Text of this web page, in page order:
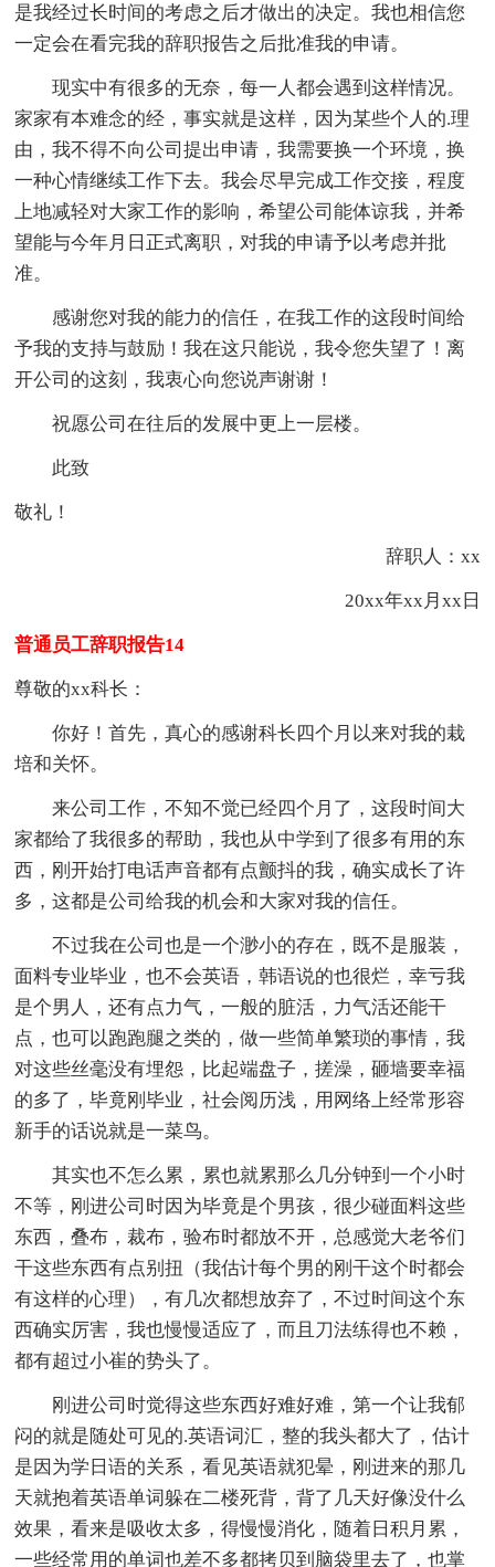
是我经过长时间的考虑之后才做出的决定。我也相信您
一定会在看完我的辞职报告之后批准我的申请。
现实中有很多的无奈，每一人都会遇到这样情况。
家家有本难念的经，事实就是这样，因为某些个人的.理
由，我不得不向公司提出申请，我需要换一个环境，换
一种心情继续工作下去。我会尽早完成工作交接，程度
上地减轻对大家工作的影响，希望公司能体谅我，并希
望能与今年月日正式离职，对我的申请予以考虑并批
准。
感谢您对我的能力的信任，在我工作的这段时间给
予我的支持与鼓励！我在这只能说，我令您失望了！离
开公司的这刻，我衷心向您说声谢谢！
祝愿公司在往后的发展中更上一层楼。
此致
敬礼！
辞职人：xx
20xx年xx月xx日
普通员工辞职报告14
尊敬的xx科长：
你好！首先，真心的感谢科长四个月以来对我的栽
培和关怀。
来公司工作，不知不觉已经四个月了，这段时间大
家都给了我很多的帮助，我也从中学到了很多有用的东
西，刚开始打电话声音都有点颤抖的我，确实成长了许
多，这都是公司给我的机会和大家对我的信任。
不过我在公司也是一个渺小的存在，既不是服装，
面料专业毕业，也不会英语，韩语说的也很烂，幸亏我
是个男人，还有点力气，一般的脏活，力气活还能干
点，也可以跑跑腿之类的，做一些简单繁琐的事情，我
对这些丝毫没有埋怨，比起端盘子，搓澡，砸墙要幸福
的多了，毕竟刚毕业，社会阅历浅，用网络上经常形容
新手的话说就是一菜鸟。
其实也不怎么累，累也就累那么几分钟到一个小时
不等，刚进公司时因为毕竟是个男孩，很少碰面料这些
东西，叠布，裁布，验布时都放不开，总感觉大老爷们
干这些东西有点别扭（我估计每个男的刚干这个时都会
有这样的心理），有几次都想放弃了，不过时间这个东
西确实厉害，我也慢慢适应了，而且刀法练得也不赖，
都有超过小崔的势头了。
刚进公司时觉得这些东西好难好难，第一个让我郁
闷的就是随处可见的.英语词汇，整的我头都大了，估计
是因为学日语的关系，看见英语就犯晕，刚进来的那几
天就抱着英语单词躲在二楼死背，背了几天好像没什么
效果，看来是吸收太多，得慢慢消化，随着日积月累，
一些经常用的单词也差不多都拷贝到脑袋里去了，也掌